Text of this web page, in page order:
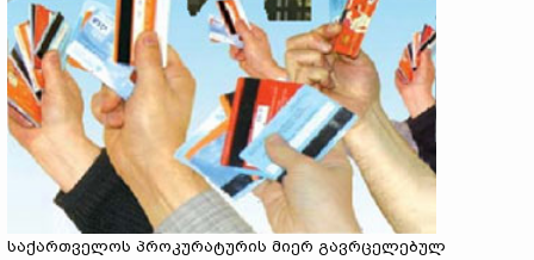
საქართველოს პროკურატურის მიერ გავრცელებულ